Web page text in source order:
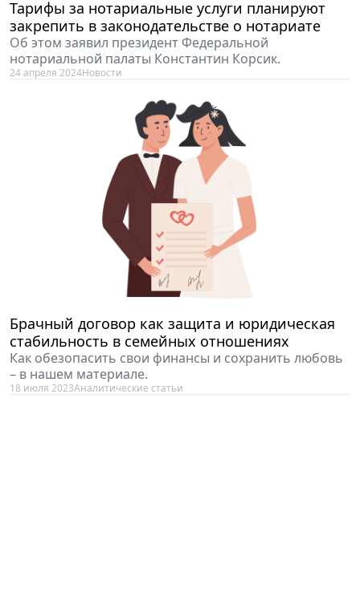
Тарифы за нотариальные услуги планируют
закрепить в законодательстве о нотариате
Об этом заявил президент Федеральной
нотариальной палаты Константин Корсик.
24 апреля 2024Новости
Брачный договор как защита и юридическая
стабильность в семейных отношениях
Как обезопасить свои финансы и сохранить любовь
– в нашем материале.
18 июля 2023Аналитические статьи